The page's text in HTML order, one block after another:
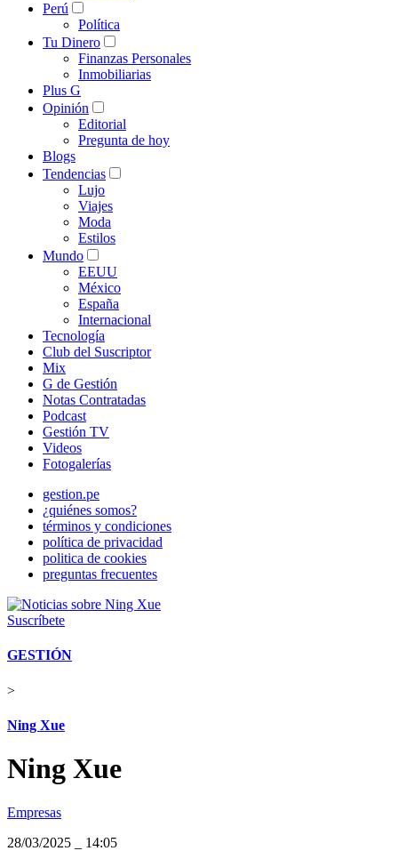
Perú
Política
Tu Dinero
Finanzas Personales
Inmobiliarias
Plus G
Opinión
Editorial
Pregunta de hoy
Blogs
Tendencias
Lujo
Viajes
Moda
Estilos
Mundo
EEUU
México
España
Internacional
Tecnología
Club del Suscriptor
Mix
G de Gestión
Notas Contratadas
Podcast
Gestión TV
Videos
Fotogalerías
gestion.pe
¿quiénes somos?
términos y condiciones
política de privacidad
politica de cookies
preguntas frecuentes
Suscríbete
GESTIÓN
>
Ning Xue
Ning Xue
Empresas
28/03/2025
14:05